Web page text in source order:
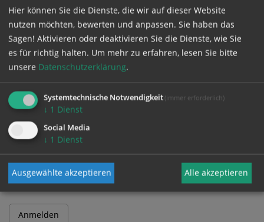
GESCHÜTZTER BEREICH
Bitte melden Sie sich mit Ihrem Benutzernamen
und Passwort an.
Benutzername
Hier können Sie die Dienste, die wir auf dieser Website
nutzen möchten, bewerten und anpassen. Sie haben das
Sagen! Aktivieren oder deaktivieren Sie die Dienste, wie Sie
es für richtig halten. Um mehr zu erfahren, lesen Sie bitte
unsere Datenschutzerklärung.
Systemtechnische Notwendigkeit (immer erforderlich)
↓ 1 Dienst
Social Media
↓ 1 Dienst
Ausgewählte akzeptieren Alle akzeptieren